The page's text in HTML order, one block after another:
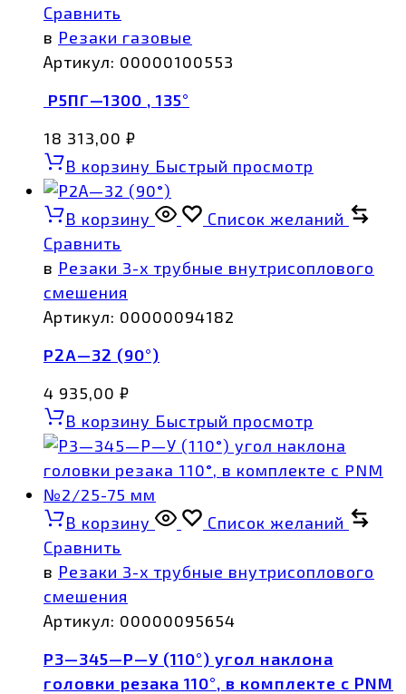
Сравнить
в Резаки газовые
Артикул: 00000100553
Р5ПГ—1300 , 135°
18 313,00 ₽
В корзину Быстрый просмотр
В корзину
Список желаний
Сравнить
в Резаки 3-х трубные внутрисоплового
смешения
Артикул: 00000094182
Р2А—32 (90°)
4 935,00 ₽
В корзину Быстрый просмотр
В корзину
Список желаний
Сравнить
в Резаки 3-х трубные внутрисоплового
смешения
Артикул: 00000095654
Р3—345—Р—У (110°) угол наклона
головки резака 110°, в комплекте с PNM